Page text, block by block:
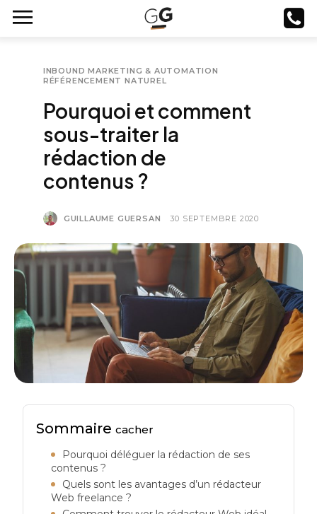
INBOUND MARKETING & AUTOMATION
RÉFÉRENCEMENT NATUREL
Pourquoi et comment
sous-traiter la
rédaction de
contenus ?
GUILLAUME GUERSAN 30 SEPTEMBRE 2020
Sommairecacher
Pourquoi déléguer la rédaction de ses
contenus ?
Quels sont les avantages d’un rédacteur
Web freelance ?